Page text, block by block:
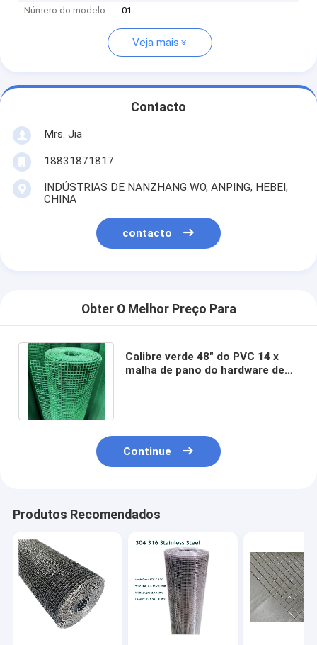
Número do modelo
01
Veja mais
Contacto
Mrs. Jia
18831871817
INDÚSTRIAS DE NANZHANG WO, ANPING, HEBEI,
CHINA
contacto
Obter O Melhor Preço Para
Calibre verde 48" do PVC 14 x
malha de pano do hardware de
Continue
Produtos Recomendados